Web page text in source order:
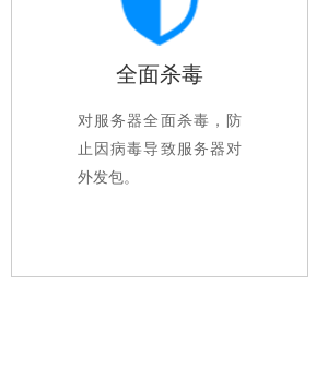
全面杀毒
对服务器全面杀毒，防
止因病毒导致服务器对
外发包。